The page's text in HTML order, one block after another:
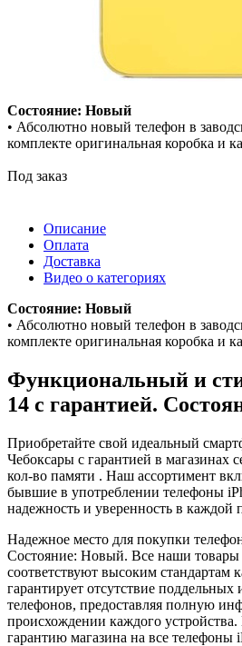
Состояние: Новый
• Абсолютно новый телефон в
комплекте оригинальная коробка и
Под заказ
Описание
Оплата
Доставка
Видео о категориях
Состояние: Новый
• Абсолютно новый телефон в
комплекте оригинальная коробка и
Функциональный и
14 с гарантией.
Приобретайте свой идеальный
Чебоксары с гарантией в магазинах
кол-во памяти . Наш ассортимент
бывшие в употреблении телефоны
надежность и уверенность в каждой
Надежное место для покупки
Состояние: Новый. Все наши товары
соответствуют высоким стандартам
гарантирует отсутствие
телефонов, предоставляя полную
происхождении каждого
гарантию магазина на все телефоны